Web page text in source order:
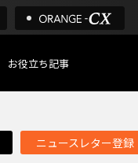
お役立ち記事
ニュースレター登録